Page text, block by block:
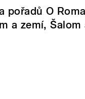
pořadů O
a zemí, Šalom